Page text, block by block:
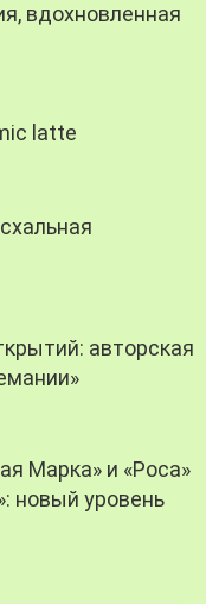
вдохновленная
latte
авторская
Марка» и «Роса»
новый уровень